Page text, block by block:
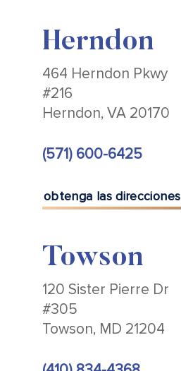
Herndon
464 Herndon Pkwy
#216
Herndon, VA 20170
(571) 600-6425
obtenga las direcciones
Towson
120 Sister Pierre Dr
#305
Towson, MD 21204